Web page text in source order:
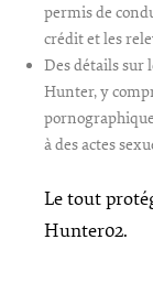
permis de
crédit et les
Des détails sur
Hunter, y
à des actes
Le tout
Hunter02.